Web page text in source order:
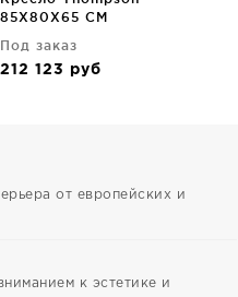
85X80X65 CM
Под заказ
212 123 руб
от европейских и
к эстетике и